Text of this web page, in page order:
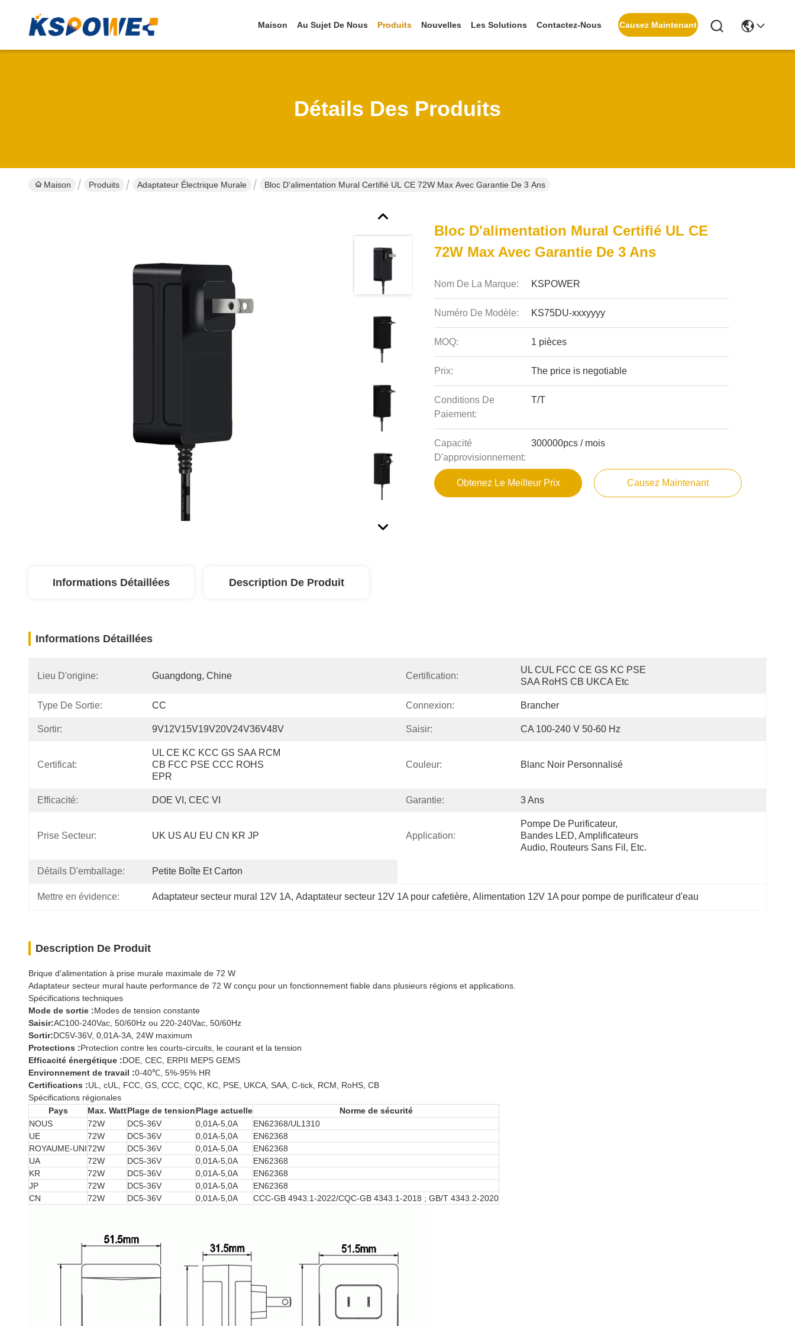
Maison Au Sujet De Nous Produits Nouvelles Les Solutions Contactez-Nous Causez Maintenant
Détails Des Produits
Maison Produits Adaptateur Électrique Murale Bloc D'alimentation Mural Certifié UL CE 72W Max Avec Garantie De 3 Ans
Bloc D'alimentation Mural Certifié UL CE
72W Max Avec Garantie De 3 Ans
Nom De La Marque: KSPOWER
Numéro De Modèle: KS75DU-xxxyyyy
MOQ: 1 pièces
Prix: The price is negotiable
Conditions De
Paiement:
T/T
Capacité
D'approvisionnement:
300000pcs / mois
Obtenez Le Meilleur Prix Causez Maintenant
Informations Détaillées Description De Produit
Informations Détaillées
Lieu D'origine: Guangdong, Chine Certification:
UL CUL FCC CE GS KC PSE
SAA RoHS CB UKCA Etc
Type De Sortie: CC Connexion: Brancher
Sortir: 9V12V15V19V20V24V36V48V Saisir: CA 100-240 V 50-60 Hz
Certificat:
UL CE KC KCC GS SAA RCM
CB FCC PSE CCC ROHS
EPR
Couleur: Blanc Noir Personnalisé
Efficacité: DOE VI, CEC VI Garantie: 3 Ans
Prise Secteur: UK US AU EU CN KR JP Application:
Pompe De Purificateur,
Bandes LED, Amplificateurs
Audio, Routeurs Sans Fil, Etc.
Détails D'emballage: Petite Boîte Et Carton
Mettre en évidence: Adaptateur secteur mural 12V 1A, Adaptateur secteur 12V 1A pour cafetière, Alimentation 12V 1A pour pompe de purificateur d'eau
Description De Produit
Brique d'alimentation à prise murale maximale de 72 W
Adaptateur secteur mural haute performance de 72 W conçu pour un fonctionnement fiable dans plusieurs régions et applications.
Spécifications techniques
Mode de sortie :Modes de tension constante
Saisir:AC100-240Vac, 50/60Hz ou 220-240Vac, 50/60Hz
Sortir:DC5V-36V, 0,01A-3A, 24W maximum
Protections :Protection contre les courts-circuits, le courant et la tension
Efficacité énergétique :DOE, CEC, ERPII MEPS GEMS
Environnement de travail :0-40℃, 5%-95% HR
Certifications :UL, cUL, FCC, GS, CCC, CQC, KC, PSE, UKCA, SAA, C-tick, RCM, RoHS, CB
Spécifications régionales
Pays
Max. WattPlage de tensionPlage actuelle
Norme de sécurité
NOUS
72W DC5-36V 0,01A-5,0A
EN62368/UL1310
UE
72W DC5-36V 0,01A-5,0A
EN62368
ROYAUME-UNI72W DC5-36V 0,01A-5,0A
EN62368
UA
72W DC5-36V 0,01A-5,0A
EN62368
KR
72W DC5-36V 0,01A-5,0A
EN62368
JP
72W DC5-36V 0,01A-5,0A
EN62368
CN
72W DC5-36V 0,01A-5,0A CCC-GB 4943.1-2022/CQC-GB 4343.1-2018 ; GB/T 4343.2-2020